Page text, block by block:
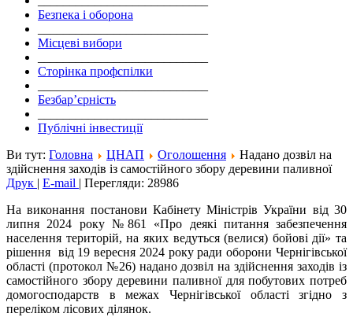
Безпека і оборона
Місцеві вибори
Сторінка профспілки
Безбар’єрність
Публічні інвестиції
Ви тут: Головна ЦНАП Оголошення
Надано дозвіл на
здійснення заходів із самостійного збору деревини паливної
Друк | E-mail | Перегляди: 28986
На виконання постанови Кабінету Міністрів України від 30
липня 2024 року №861 «Про деякі питання забезпечення
населення територій, на яких ведуться (велися) бойові дії» та
рішення від 19 вересня 2024 року ради оборони Чернігівської
області (протокол №26) надано дозвіл на здійснення заходів із
самостійного збору деревини паливної для побутових потреб
домогосподарств в межах Чернігівської області згідно з
переліком лісових ділянок.